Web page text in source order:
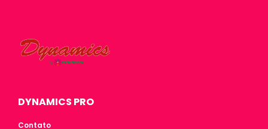
DYNAMICS PRO
Contato